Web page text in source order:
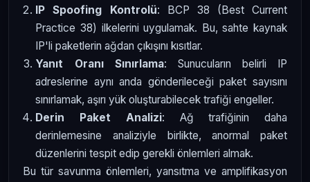
IP Spoofing Kontrolü: BCP 38 (Best Current
Practice 38) ilkelerini uygulamak. Bu, sahte kaynak
IP'li paketlerin ağdan çıkışını kısıtlar.
Yanıt Oranı Sınırlama: Sunucuların belirli IP
adreslerine aynı anda gönderileceği paket sayısını
sınırlamak, aşırı yük oluşturabilecek trafiği engeller.
Derin Paket Analizi: Ağ trafiğinin daha
derinlemesine analiziyle birlikte, anormal paket
düzenlerini tespit edip gerekli önlemleri almak.
Bu tür savunma önlemleri, yansıtma ve amplifikasyon